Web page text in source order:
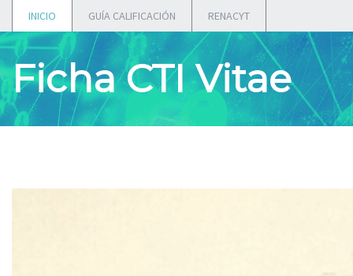
INICIO GUÍA CALIFICACIÓN RENACYT
Ficha CTI Vitae